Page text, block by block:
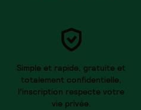
Simple et rapide, gratuite et
totalement confidentielle,
l’inscription respecte votre
vie privée.